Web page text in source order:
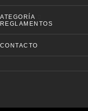
REGLAMENTOS
CONTACTO